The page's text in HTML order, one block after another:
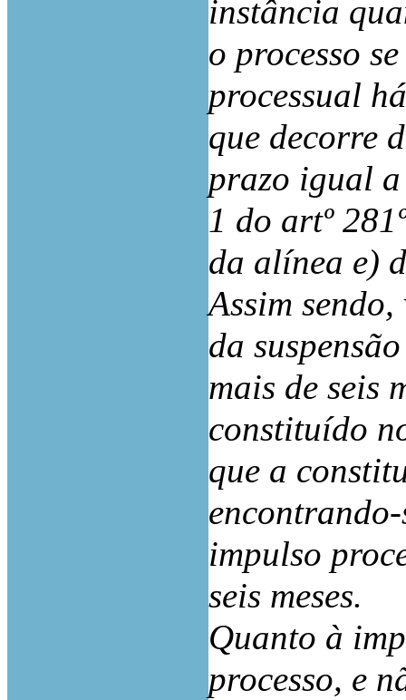
instância
o processo
processual
que decorre
prazo igual a
1 do artº
da alínea e)
Assim
da
mais de seis
constituído
que a
impulso
seis meses.
Quanto à
processo, e